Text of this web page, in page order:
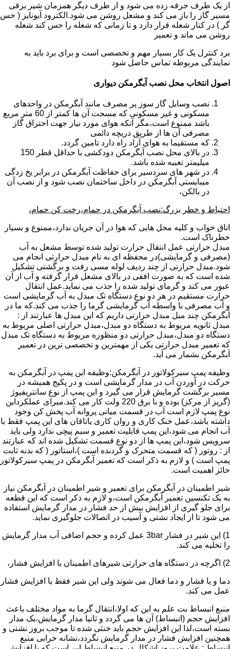
از یک طرف جرقه زده می شود و از طرف دیگر همزمان شیر برقی
مسیر گاز را باز می کند و مشعل روشن می شود.الکترود آیونایز ( حس
گر ) در کنار شعله قرار دارد و تا زمانی که شعله را حس کند شعله
روشن می ماند و تعمیر
برد کنترل یک کار بسیار مهم و تخصصی است و برای برد باید به
نمایندگی مربوطه تماس حاصل شود
اصول انتخاب محل نصب آبگرمکن دیواری
نصب وسایل گاز سوز پر مصرف مانند آبگرمکن در واحدهای
مسکونی و غیر مسکونی که مسحت آن ها کمتر از 60 متر مربع
باشد ممنوع است،مگر آنکه هوای مورد نیاز جهت احتراق گاز
مصرفی آن ها از طریق دریچه دائمی
که مستقیما به هوای آزاد راه دارد تامین گردد.
در بالای محل نصب آبگرمکن دودکشی با حداقل قطر 150
میلیمتر تعبیه شده باشد.
در شهر های سردسیر برای حفاظت آبگرمکن در برابر یخ زدگی
میبایستی آبگرمکن در داخل ساختمان نصب شود و از نصب آن
در بالکن،
احتیاط و خطر بزرگ:نصب آبگرمکن در حمام،رخت کن حمام،
اتاق خواب و کلیه محل هایی که هوا در آن جریان ندارد،ممنوع و بسیار
خطرناک است.
مبدل حرارتی عمل انتقال حرارت تولید شده توسط مشعل به آب
(مصرفی و گرمایشی)در محفظه ای به نام مبدل حرارتی انجام می
شود.مبدل حرارتی از چند ردیف لوله مسی رفت و برگشتی تشکیل
شده است که به صورت افقی در بالای مشعل قرار گرفته و آب از آن
عبور می کند و گرمای تولید شده را جذب می نماید.عمل انتقال
حرارت مستقیم در هر دو نوع دستگاه تک مبدل به آب گرمایشی است
و آب مصرفی با واسطه آب گرمایشی گرما را جذب می کند.که ما در
آبگرمکن چند مبل مبدل حرارتی داریم که این مبدل ها عبارتند از :
مبدل ثانویه مربوط به دستگاه دو مبدل،مبدل حرارتی اصلی مربوط به
دستگاه دو مبدل،مبدل حرارتی دو منظوره مربوط به دستگاه تک مبدل
که تعمیر مبدل حرارتی یکی از مهمترین و تخصصی ترین در تعمیر
آبگرمکن بشمار می آید.
وظیفه پمپ سیرکولاتور در آبگرمکن:وظیفه این پمپ در آبگرمکن به
حرکت در آوردن آب در مدار گرمایشی است و در پکیج همیشه در
مسیر برگشت گرمایش قرار می گیرد و این پمپ از نوع سانتریفیوژ
(گریز از مرکز) بوده و با برق 220 ولت کار می کند.مبرای عملکرداین
نوع پمپ لازم است آب در قسمت میانی پروانه آب پخش کن وجود
داشته باشد،عمل خنک کاری و روان کاری یاتاقان های این پمپ فقط با
آب انجام می شود،این پمپ قابلیت تعمیر و سیم پیچی ندارد ولی باید
سرویس شود،این پمپ ها از دو نوع قسمت تشکیل شده اند که عبارتند
از : روتور ( که قسمت متحرک و گردنده است )،استاتور ( که بدنه ثابت
پمپ است ) و لازم به ذکر است که تعمیر آبگرمکن در پمپ سیرکولاتور
حائز اهمیت است.
شیر اطمینان در آبگرمکن برای تعمیر و شیر اطمینان در آبگرمکن نیاز
به یک تکنسین تعمیر آبگرمکن است،و لازم به ذکر است که این قطعه
برای جلو گیری از افزایش بیش از حد فشار در مدار گرمایش استفاده
می شود تا از ایجاد نشتی و آسیب در اتصالات جلوگیری نماید.
1) این شیر در فشار 3bar عمل کرده و حجم اضافی آب مدار گرمایش
را تخلیه می کند.
2) اگرچه در دستگاه های حرارتی شیرهای اطمینان با افزایش فشار،
دما و یا فشار و دما فعال می شوند ولی این شیر فقط با افزایش فشار
عمل می کند.
منبع انبساط بت علم به این که اولا،انتقال گرما به مواد مختلف باعث
افزایش حجم (اتبساط) آن ها می گردد و ثانیا مدار گرمایش،یک مدار
بسته است،لذا این افزایش حجم باید خنثی شده تا موجب بروز نشتی و
همچنین افزایش فشار در مدار گرمایش نگردد،نشانه خرابی منبع